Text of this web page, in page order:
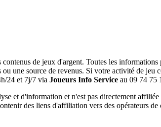
de jeux d'argent. Toutes les
une source de revenus. Si votre activité de jeu
24 et 7j/7 via Joueurs Info Service au 09 74 75
et d'information et n'est pas directement
des liens d'affiliation vers des opérateurs